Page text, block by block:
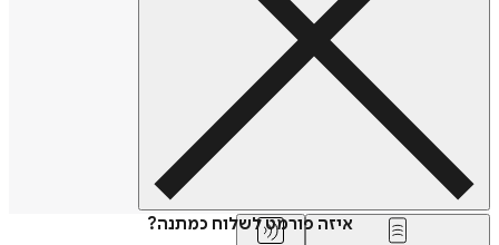
איזה פורמט לשלוח כמתנה?